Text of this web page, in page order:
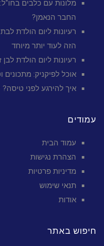
מלונות עם כלבים
החבר הנאמן?
רעיונות ליום הולדת
הזה לעוד יותר מיוחד
רעיונות ליום הולדת
אוכל לפיקניק: מתכונים
איך להירגע לפני
עמודים
עמוד הבית
הצהרת נגישות
מדיניות פרטיות
תנאי שימוש
אודות
חיפוש באתר